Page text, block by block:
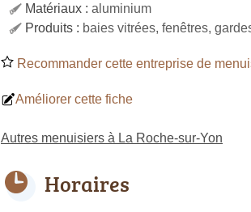
Matériaux : aluminium
Produits : baies vitrées, fenêtres,
Recommander cette entreprise de
Améliorer cette fiche
Autres menuisiers à La Roche-sur-Yon
Horaires